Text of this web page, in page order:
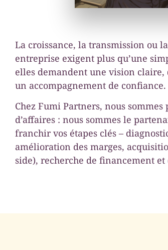
La croissance, la transmission ou
entreprise exigent plus qu’une
elles demandent une vision claire,
un accompagnement de confiance.
Chez Fumi Partners, nous sommes
d’affaires : nous sommes le
franchir vos étapes clés –
amélioration des marges,
side), recherche de financement